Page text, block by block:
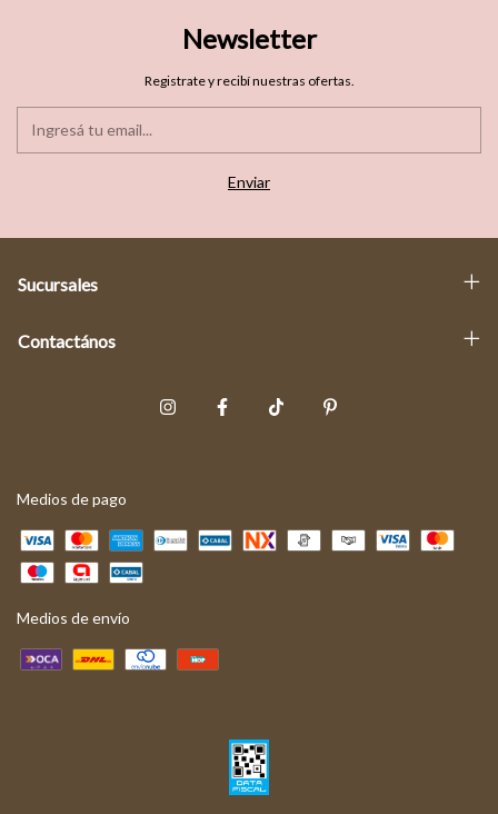
Newsletter
Registrate y recibí nuestras ofertas.
Sucursales
Contactános
Medios de pago
Medios de envío